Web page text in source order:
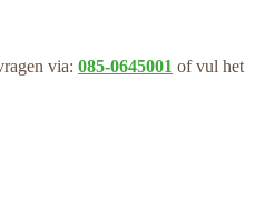
via: 085-0645001 of vul het